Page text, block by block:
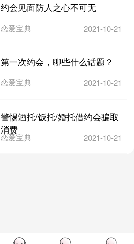
约会见面防人之心不可无
恋爱宝典 2021-10-21
第一次约会，聊些什么话题？
恋爱宝典 2021-10-21
警惕酒托/饭托/婚托借约会骗取
消费
恋爱宝典 2021-10-21